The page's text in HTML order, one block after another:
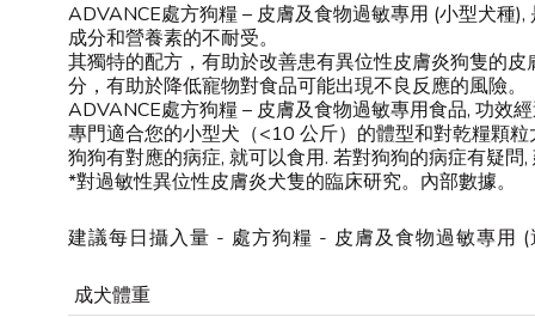
ADVANCE處方狗糧 – 皮膚及食物過敏專用 (小型犬種
成分和營養素的不耐受。
其獨特的配方，有助於改善患有異位性皮膚炎狗隻的
分，有助於降低寵物對食品可能出現不良反應的風險。
ADVANCE處方狗糧 – 皮膚及食物過敏專用食品, 功效
專門適合您的小型犬（<10 公斤）的體型和對乾糧顆粒
狗狗有對應的病症, 就可以食用. 若對狗狗的病症有疑
*對過敏性異位性皮膚炎犬隻的臨床研究。內部數據。
建議每日攝入量 - 處方狗糧 - 皮膚及食物過敏專用
成犬體重